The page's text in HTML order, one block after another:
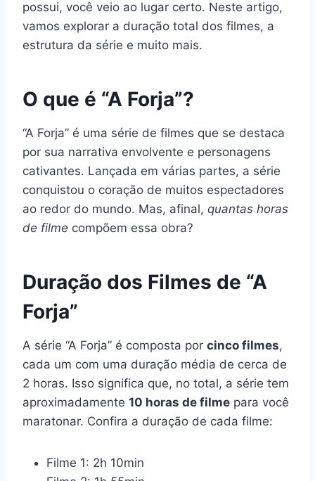
possui, você veio ao lugar certo. Neste artigo,
vamos explorar a duração total dos filmes, a
estrutura da série e muito mais.
O que é “A Forja”?
“A Forja” é uma série de filmes que se destaca
por sua narrativa envolvente e personagens
cativantes. Lançada em várias partes, a série
conquistou o coração de muitos espectadores
ao redor do mundo. Mas, afinal, quantas horas
de filme compõem essa obra?
Duração dos Filmes de “A
Forja”
A série “A Forja” é composta por cinco filmes,
cada um com uma duração média de cerca de
2 horas. Isso significa que, no total, a série tem
aproximadamente 10 horas de filme para você
maratonar. Confira a duração de cada filme:
Filme 1: 2h 10min